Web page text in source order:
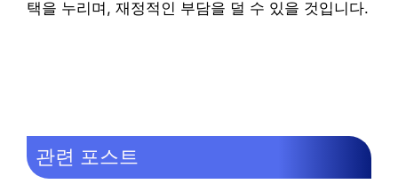
택을 누리며, 재정적인 부담을 덜 수 있을 것입니다.
관련 포스트